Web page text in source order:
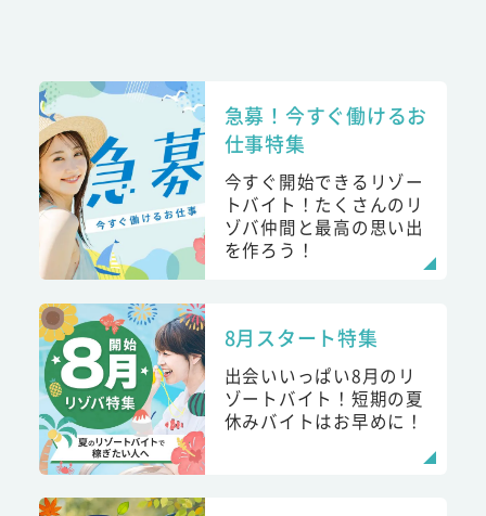
急募！今すぐ働けるお
仕事特集
今すぐ開始できるリゾー
トバイト！たくさんのリ
ゾバ仲間と最高の思い出
を作ろう！
8月スタート特集
出会いいっぱい8月のリ
ゾートバイト！短期の夏
休みバイトはお早めに！